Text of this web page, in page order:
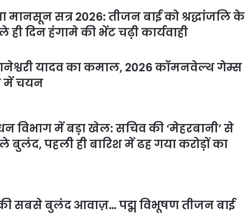
मानसून सत्र 2026: तीजन बाई को श्रद्धांजलि के
दिन हंगामे की भेंट चढ़ी कार्यवाही
यादव का कमाल, 2026 कॉमनवेल्थ गेम्स
में चयन
विभाग में बड़ा खेल: सचिव की ‘मेहरबानी’ से
बुलंद, पहली ही बारिश में ढह गया करोड़ों का
सबसे बुलंद आवाज़… पद्म विभूषण तीजन बाई